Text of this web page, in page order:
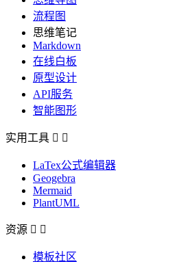
流程图
思维笔记
Markdown
在线白板
原型设计
API服务
智能图形
实用工具  
LaTex公式编辑器
Geogebra
Mermaid
PlantUML
资源  
模板社区